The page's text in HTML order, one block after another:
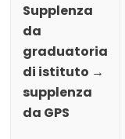
Supplenza
da
graduatoria
di istituto →
supplenza
da GPS